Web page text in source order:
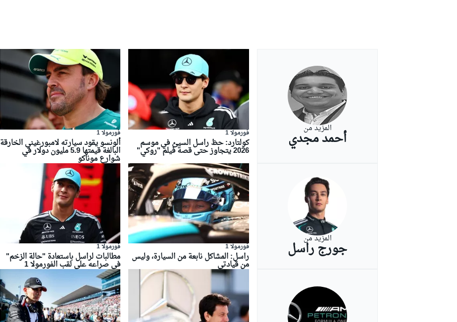
المزيد من
أحمد مجدي فورمولا 1
كولتارد: حظ راسل السيئ في موسم
2026 يتجاوز حتى قصة فيلم "روكي"
فورمولا 1
ألونسو يقود سيارته لامبورغيني الخارقة
البالغة قيمتها 5.9 مليون دولار في
شوارع موناكو
المزيد من
جورج راسل فورمولا 1
راسل: المشاكل نابعة من السيارة، وليس
من قيادتي
فورمولا 1
مطالبات لراسل باستعادة "حالة الزخم"
في صراعه على لقب الفورمولا 1